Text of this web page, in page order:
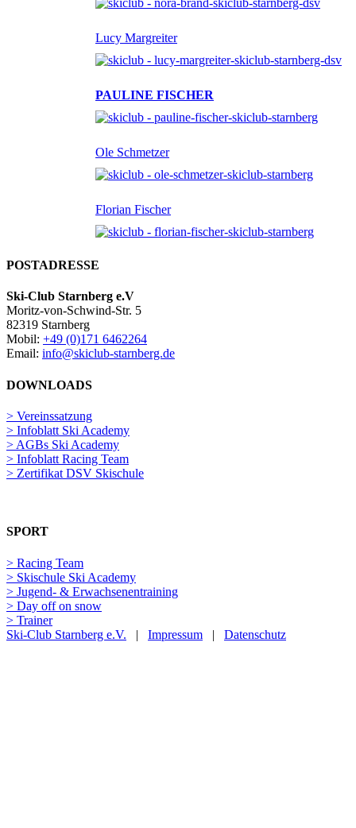
Lucy Margreiter
PAULINE FISCHER
Ole Schmetzer
Florian Fischer
POSTADRESSE
Ski-Club Starnberg e.V
Moritz-von-Schwind-Str. 5
82319 Starnberg
Mobil: +49 (0)171 6462264
Email: info@skiclub-starnberg.de
DOWNLOADS
> Vereinssatzung
> Infoblatt Ski Academy
> AGBs Ski Academy
> Infoblatt Racing Team
> Zertifikat DSV Skischule
SPORT
> Racing Team
> Skischule Ski Academy
> Jugend- & Erwachsenentraining
> Day off on snow
> Trainer
Ski-Club Starnberg e.V. | Impressum | Datenschutz